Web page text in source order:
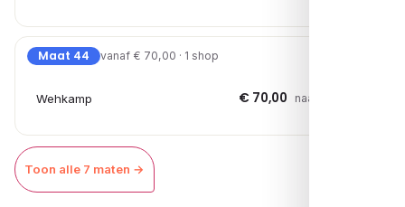
Maat 44 vanaf € 70,00 · 1 shop
Wehkamp € 70,00 naar shop →
Toon alle 7 maten →